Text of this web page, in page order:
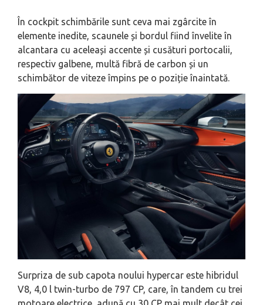
În cockpit schimbările sunt ceva mai zgârcite în
elemente inedite, scaunele și bordul fiind învelite în
alcantara cu aceleași accente și cusături portocalii,
respectiv galbene, multă fibră de carbon și un
schimbător de viteze împins pe o poziție înaintată.
Surpriza de sub capota noului hypercar este hibridul
V8, 4,0 l twin-turbo de 797 CP, care, în tandem cu trei